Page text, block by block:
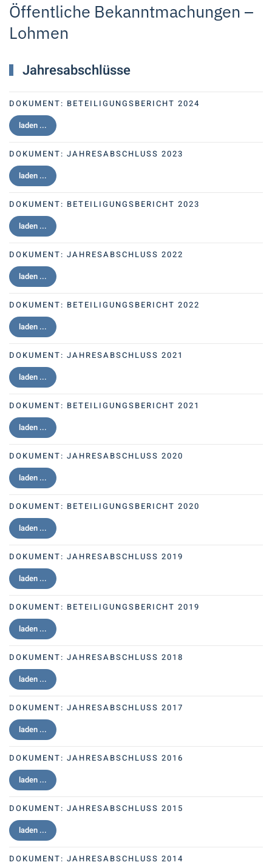
Öffentliche Bekanntmachungen –
Lohmen
Jahresabschlüsse
DOKUMENT: BETEILIGUNGSBERICHT 2024
laden ...
DOKUMENT: JAHRESABSCHLUSS 2023
laden ...
DOKUMENT: BETEILIGUNGSBERICHT 2023
laden ...
DOKUMENT: JAHRESABSCHLUSS 2022
laden ...
DOKUMENT: BETEILIGUNGSBERICHT 2022
laden ...
DOKUMENT: JAHRESABSCHLUSS 2021
laden ...
DOKUMENT: BETEILIGUNGSBERICHT 2021
laden ...
DOKUMENT: JAHRESABSCHLUSS 2020
laden ...
DOKUMENT: BETEILIGUNGSBERICHT 2020
laden ...
DOKUMENT: JAHRESABSCHLUSS 2019
laden ...
DOKUMENT: BETEILIGUNGSBERICHT 2019
laden ...
DOKUMENT: JAHRESABSCHLUSS 2018
laden ...
DOKUMENT: JAHRESABSCHLUSS 2017
laden ...
DOKUMENT: JAHRESABSCHLUSS 2016
laden ...
DOKUMENT: JAHRESABSCHLUSS 2015
laden ...
DOKUMENT: JAHRESABSCHLUSS 2014